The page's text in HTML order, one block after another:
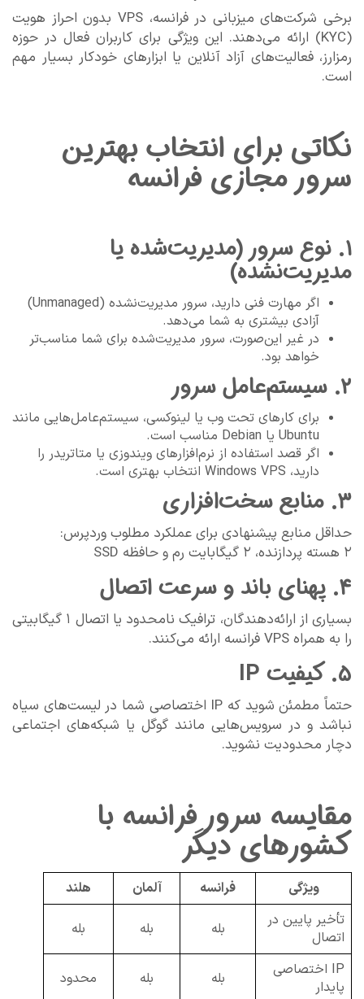
برخی شرکت‌های میزبانی در فرانسه، VPS بدون احراز هویت
(KYC) ارائه می‌دهند. این ویژگی برای کاربران فعال در حوزه
رمزارز، فعالیت‌های آزاد آنلاین یا ابزارهای خودکار بسیار مهم
است.
نکاتی برای انتخاب بهترین
سرور مجازی فرانسه
۱. نوع سرور (مدیریت‌شده یا
مدیریت‌نشده)
اگر مهارت فنی دارید، سرور مدیریت‌نشده (Unmanaged)
آزادی بیشتری به شما می‌دهد.
در غیر این‌صورت، سرور مدیریت‌شده برای شما مناسب‌تر
خواهد بود.
۲. سیستم‌عامل سرور
برای کارهای تحت وب یا لینوکسی، سیستم‌عامل‌هایی مانند
Ubuntu یا Debian مناسب است.
اگر قصد استفاده از نرم‌افزارهای ویندوزی یا متاتریدر را
دارید، Windows VPS انتخاب بهتری است.
۳. منابع سخت‌افزاری
حداقل منابع پیشنهادی برای عملکرد مطلوب وردپرس:
۲ هسته پردازنده، ۲ گیگابایت رم و حافظه SSD
۴. پهنای باند و سرعت اتصال
بسیاری از ارائه‌دهندگان، ترافیک نامحدود یا اتصال ۱ گیگابیتی
را به همراه VPS فرانسه ارائه می‌کنند.
۵. کیفیت IP
حتماً مطمئن شوید که IP اختصاصی شما در لیست‌های سیاه
نباشد و در سرویس‌هایی مانند گوگل یا شبکه‌های اجتماعی
دچار محدودیت نشوید.
مقایسه سرور فرانسه با
کشورهای دیگر
ویژگی فرانسه آلمان
هلند
تأخیر پایین در
اتصال
بله بله بله
IP اختصاصی
پایدار
بله بله محدود